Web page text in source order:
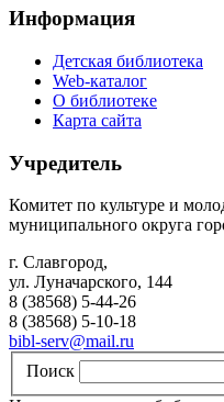
Информация
Детская библиотека
Web-каталог
О библиотеке
Карта сайта
Учредитель
Комитет по культуре и
муниципального округа
г. Славгород,
ул. Луначарского, 144
8 (38568) 5-44-26
8 (38568) 5-10-18
bibl-serv@mail.ru
Поиск